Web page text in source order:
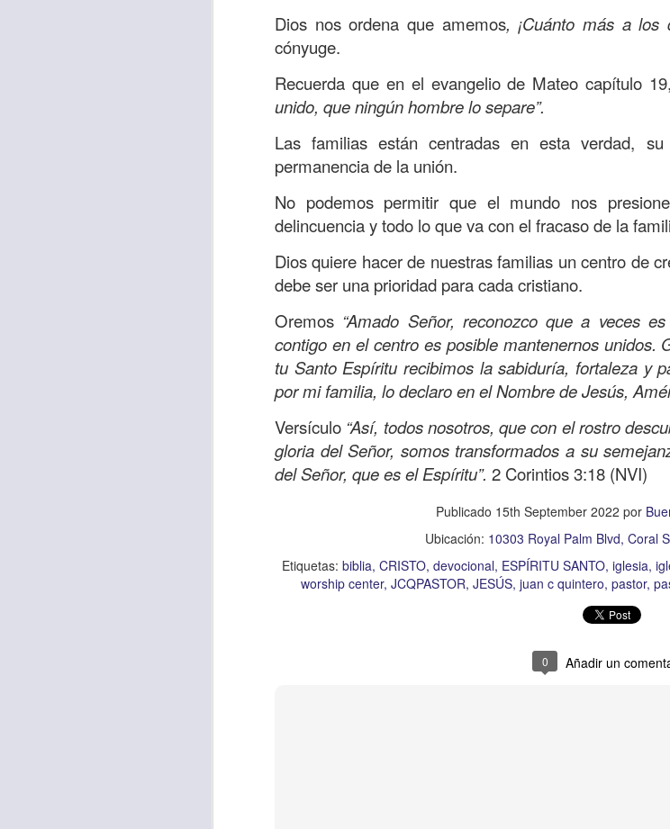
Dios nos ordena que amemos, ¡Cuánto más a los
cónyuge.
Recuerda que en el evangelio de Mateo capítulo
unido, que ningún hombre lo separe”.
Las familias están centradas en esta verdad,
permanencia de la unión.
No podemos permitir que el mundo nos
delincuencia y todo lo que va con el fracaso de la
Dios quiere hacer de nuestras familias un centro de
debe ser una prioridad para cada cristiano.
Oremos “Amado Señor, reconozco que a veces
contigo en el centro es posible mantenernos unidos.
tu Santo Espíritu recibimos la sabiduría, fortaleza y
por mi familia, lo declaro en el Nombre de Jesús,
Versículo “Así, todos nosotros, que con el rostro
gloria del Señor, somos transformados a su
del Señor, que es el Espíritu”. 2 Corintios 3:18 (NVI)
Publicado 15th September 2022 por
Ubicación: 10303 Royal Palm Blvd, Coral
Etiquetas: biblia CRISTO devocional ESPÍRITU SANTO iglesia
worship center JCQPASTOR JESÚS juan c quintero pastor
0 Añadir un
Etiquetas:biblia CRISTO devocional ESPÍRITU SANTO iglesia
JCQPASTOR JESÚS juan c quintero
Buenos Samaritanos